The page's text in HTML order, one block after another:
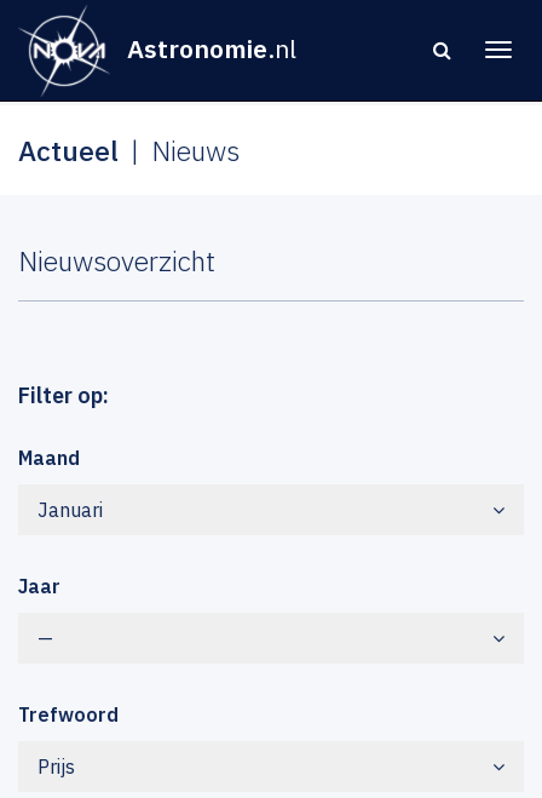
Astronomie.nl
Actueel Nieuws
Nieuwsoverzicht
Filter op:
Maand
Januari
Jaar
—
Trefwoord
Prijs